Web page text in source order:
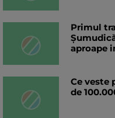
Primul
aproape
Ce veste
de